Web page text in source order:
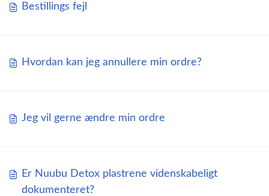
Bestillings fejl
Hvordan kan jeg annullere min ordre?
Jeg vil gerne ændre min ordre
Er Nuubu Detox plastrene videnskabeligt
dokumenteret?